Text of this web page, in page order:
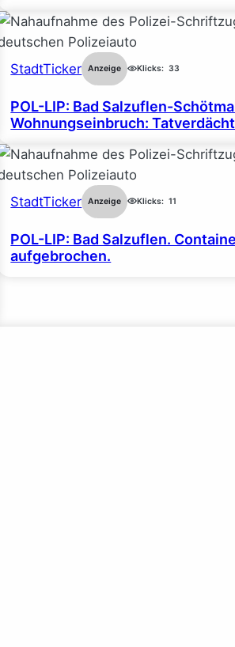
StadtTicker Anzeige Klicks: 33
POL-LIP: Bad Salzuflen-
Wohnungseinbruch:
StadtTicker Anzeige Klicks: 11
POL-LIP: Bad Salzuflen.
aufgebrochen.